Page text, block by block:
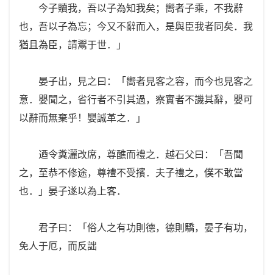
今子贖我，吾以子為知我矣；嚮者子乘，不我辭
也，吾以子為忘；今又不辭而入，是與臣我者同矣．我
猶且為臣，請鬻于世．」
晏子出，見之曰：「嚮者見客之容，而今也見客之
意．嬰聞之，省行者不引其過，察實者不譏其辭，嬰可
以辭而無棄乎！嬰誠革之．」
迺令糞灑改席，尊醮而禮之．越石父曰：「吾聞
之，至恭不修途，尊禮不受擯．夫子禮之，僕不敢當
也．」晏子遂以為上客．
君子曰：「俗人之有功則德，德則驕，晏子有功，
免人于厄，而反詘